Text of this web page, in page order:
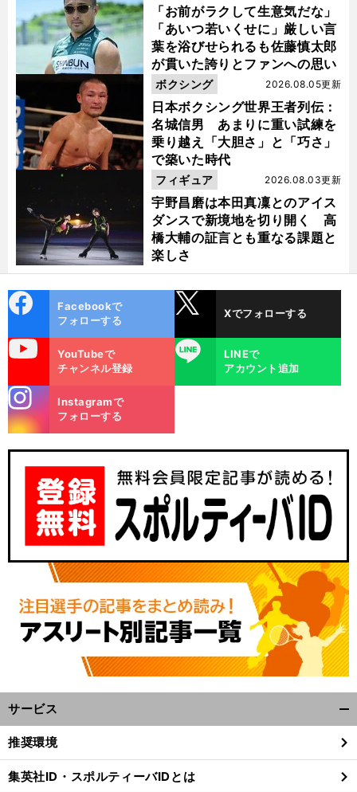
】君き） 」
、
へ
「お前がラクして生意気だな」
「あいつ若いくせに」厳しい言
葉を浴びせられるも佐藤慎太郎
が貫いた誇りとファンへの思い
日本ボクシング世界王者列伝：
名城信男 あまりに重い試練を
乗り越え「大胆さ」と「巧さ」
で築いた時代
2026.08.05更新
ボクシング
宇野昌磨は本田真凜とのアイス
ダンスで新境地を切り開く 高
橋大輔の証言とも重なる課題と
楽しさ
2026.08.03更新
フィギュア
ok
Facebookで
フォローする
Xでフォローする
YouTubeで
チャンネル登録
LINE
LINEで
アカウント追加
m
Instagramで
フォローする
サービス
閉
る
推奨環境
集英社ID・スポルティーバIDとは